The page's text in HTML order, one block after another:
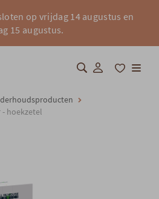
op vrijdag 14 augustus en
15 augustus.
hoekzetel